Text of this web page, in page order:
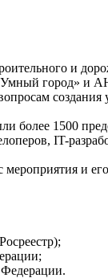
и
город» и
более 1500
IT-
и